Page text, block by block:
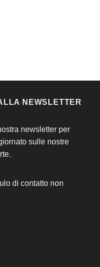
NEWSLETTER
newsletter per
sulle nostre
di contatto non